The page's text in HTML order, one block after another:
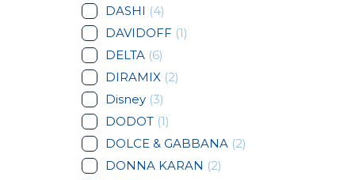
DASHI (4)
DAVIDOFF (1)
DELTA (6)
DIRAMIX (2)
Disney (3)
DODOT (1)
DOLCE & GABBANA (2)
DONNA KARAN (2)